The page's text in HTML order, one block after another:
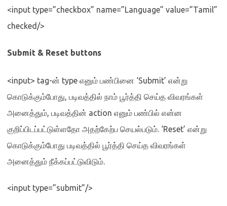
<input type=”checkbox” name=”Language” value=”Tamil”
checked/>
Submit & Reset buttons
<input> tag-ன் type எனும் பண்பினை ‘Submit’ என்று
கொடுக்கும்போது, படிவத்தில் நாம் பூர்த்தி செய்த விவரங்கள்
அனைத்தும், படிவத்தின் action எனும் பண்பில் என்ன
குறிப்பிடப்பட்டுள்ளதோ அதற்கேற்ப செயல்படும். ‘Reset’ என்று
கொடுக்கும்போது படிவத்தில் பூர்த்தி செய்த விவரங்கள்
அனைத்தும் நீக்கப்பட்டுவிடும்.
<input type=”submit”/>